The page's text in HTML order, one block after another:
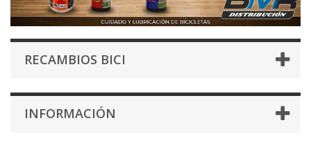
RECAMBIOS BICI
INFORMACIÓN